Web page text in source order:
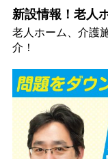
新設情報！老人
老人ホーム、介護
介！